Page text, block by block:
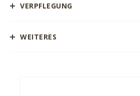
VERPFLEGUNG
WEITERES